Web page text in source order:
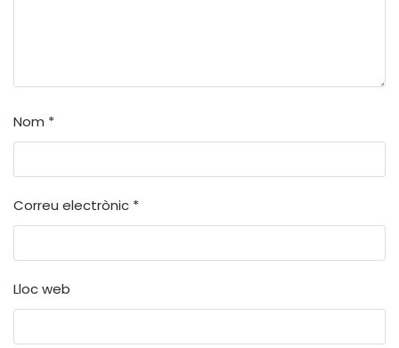
Nom *
Correu electrònic *
Lloc web